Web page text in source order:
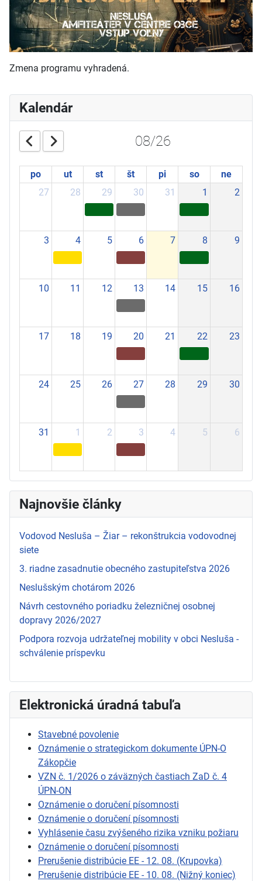
Zmena programu vyhradená.
Kalendár
08/26
po ut st št pi so
ne
27
28 29 30 31 1 2
3 4 5 6 7 8 9
10 11 12 13 14 15 16
17 18 19 20 21 22 23
24 25 26 27 28 29 30
31 1 2 3 4 5 6
Najnovšie články
Vodovod Nesluša – Žiar – rekonštrukcia vodovodnej
siete
3. riadne zasadnutie obecného zastupiteľstva 2026
Neslušským chotárom 2026
Návrh cestovného poriadku železničnej osobnej
dopravy 2026/2027
Podpora rozvoja udržateľnej mobility v obci Nesluša -
schválenie príspevku
Elektronická úradná tabuľa
Stavebné povolenie
Oznámenie o strategickom dokumente ÚPN-O
Zákopčie
VZN č. 1/2026 o záväzných častiach ZaD č. 4
ÚPN-ON
Oznámenie o doručení písomnosti
Oznámenie o doručení písomnosti
Vyhlásenie času zvýšeného rizika vzniku požiaru
Oznámenie o doručení písomnosti
Prerušenie distribúcie EE - 12. 08. (Krupovka)
Prerušenie distribúcie EE - 10. 08. (Nižný koniec)